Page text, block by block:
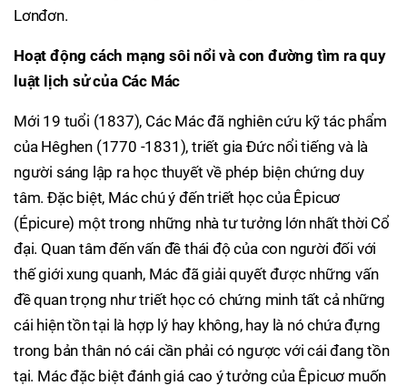
Lơnđơn.
Hoạt động cách mạng sôi nổi và con đường tìm ra quy
luật lịch sử của Các Mác
Mới 19 tuổi (1837), Các Mác đã nghiên cứu kỹ tác phẩm
của Hêghen (1770 -1831), triết gia Đức nổi tiếng và là
người sáng lập ra học thuyết về phép biện chứng duy
tâm. Đặc biệt, Mác chú ý đến triết học của Êpicuơ
(Épicure) một trong những nhà tư tưởng lớn nhất thời Cổ
đại. Quan tâm đến vấn đề thái độ của con người đối với
thế giới xung quanh, Mác đã giải quyết được những vấn
đề quan trọng như triết học có chứng minh tất cả những
cái hiện tồn tại là hợp lý hay không, hay là nó chứa đựng
trong bản thân nó cái cần phải có ngược với cái đang tồn
tại. Mác đặc biệt đánh giá cao ý tưởng của Êpicuơ muốn